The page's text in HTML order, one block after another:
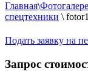
Главная\
спецтехники \
Подать заявку на
Запрос